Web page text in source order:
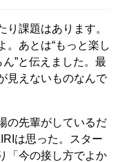
り課題はあります。
。あとは“もっと楽し
”と伝えました。最
見えないものなんで
の先輩がしているだ
は思った。スター
「今の接し方でよか